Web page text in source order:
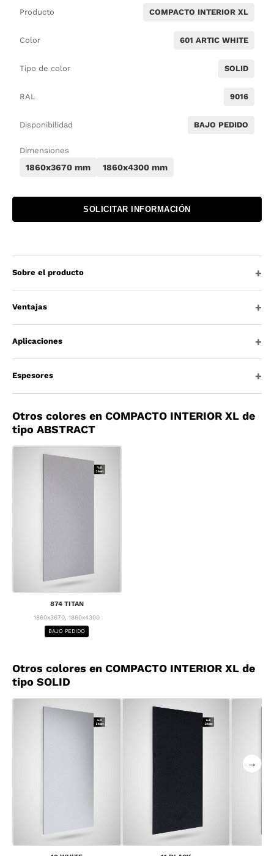
Producto COMPACTO INTERIOR XL
Color 601 ARTIC WHITE
Tipo de color SOLID
RAL 9016
Disponibilidad BAJO PEDIDO
Dimensiones
1860x3670 mm 1860x4300 mm
SOLICITAR INFORMACIÓN
Sobre el producto
Ventajas
Aplicaciones
Espesores
Otros colores en COMPACTO INTERIOR XL de
tipo ABSTRACT
874 TITAN
1860x3670, 1860x4300
BAJO PEDIDO
Otros colores en COMPACTO INTERIOR XL de
tipo SOLID
→